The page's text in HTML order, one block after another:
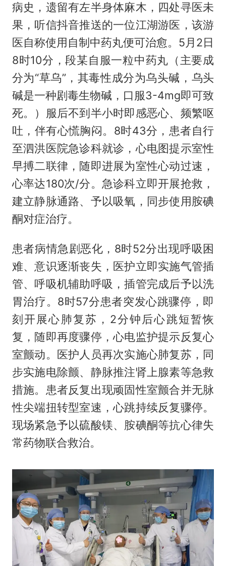
病史，遗留有左半身体麻木，四处寻医未
果，听信抖音推送的一位江湖游医，该游
医自称使用自制中药丸便可治愈。5月2日
8时10分，段某自服一粒中药丸（主要成
分为“草乌”，其毒性成分为乌头碱，乌头
碱是一种剧毒生物碱，口服3-4mg即可致
死。）服后不到半小时即感恶心、频繁呕
吐，伴有心慌胸闷。8时43分，患者自行
至泗洪医院急诊科就诊，心电图提示室性
早搏二联律，随即进展为室性心动过速，
心率达180次/分。急诊科立即开展抢救，
建立静脉通路、予以吸氧，同步使用胺碘
酮对症治疗。
患者病情急剧恶化，8时52分出现呼吸困
难、意识逐渐丧失，医护立即实施气管插
管、呼吸机辅助呼吸，插管完成后予以洗
胃治疗。8时57分患者突发心跳骤停，即
刻开展心肺复苏，2分钟后心跳短暂恢
复，随即再度骤停，心电监护提示反复心
室颤动。医护人员再次实施心肺复苏，同
步实施电除颤、静脉推注肾上腺素等急救
措施。患者反复出现顽固性室颤合并无脉
性尖端扭转型室速，心跳持续反复骤停。
现场紧急予以硫酸镁、胺碘酮等抗心律失
常药物联合救治。